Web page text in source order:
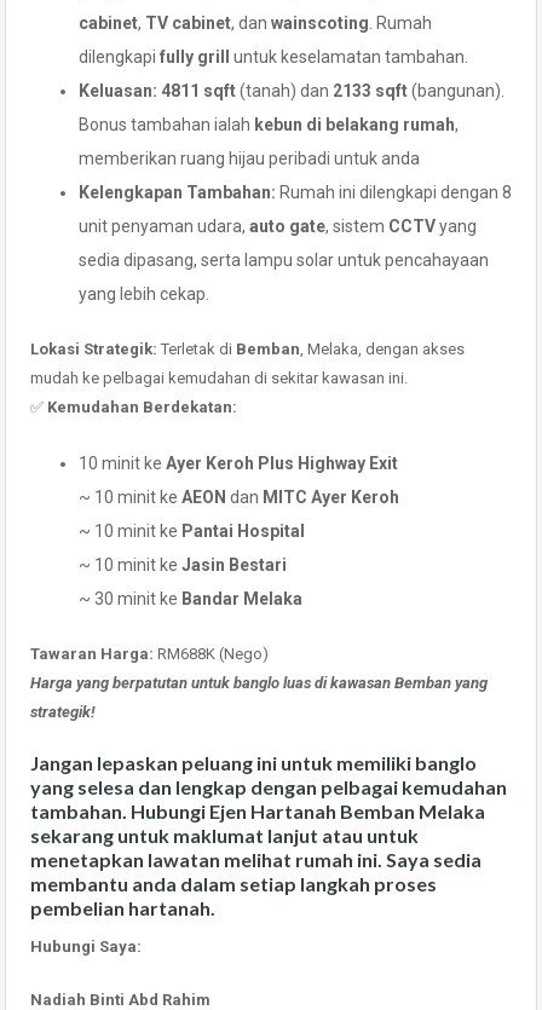
cabinet, TV cabinet, dan wainscoting . Rumah
dilengkapi fully grill
untuk keselamatan tambahan.
Keluasan: 4811 sqft(tanah) dan 2133 sqft(bangunan).
Bonus tambahan ialah kebun di belakang rumah,
memberikan ruang hijau peribadi untuk anda
Kelengkapan Tambahan: Rumah ini dilengkapi dengan 8
unit penyaman udara, auto gate, sistem CCTVyang
sedia dipasang, serta lampu solar untuk pencahayaan
yang lebih cekap.
Lokasi Strategik: Terletak di Bemban, Melaka, dengan akses
mudah ke pelbagai kemudahan di sekitar kawasan ini.
✅ Kemudahan Berdekatan:
10 minit ke Ayer Keroh Plus Highway Exit
~ 10 minit ke AEON dan MITC Ayer Keroh
~ 10 minit ke Pantai Hospital
~ 10 minit ke Jasin Bestari
~ 30 minit ke Bandar Melaka
Tawaran Harga: RM688K (Nego)
Harga yang berpatutan untuk banglo luas di kawasan Bemban yang
strategik!
Jangan lepaskan peluang ini untuk memiliki banglo
yang selesa dan lengkap dengan pelbagai kemudahan
tambahan. Hubungi Ejen Hartanah Bemban Melaka
sekarang untuk maklumat lanjut atau untuk
menetapkan lawatan melihat rumah ini. Saya sedia
membantu anda dalam setiap langkah proses
pembelian hartanah.
Hubungi Saya:
Nadiah Binti Abd Rahim